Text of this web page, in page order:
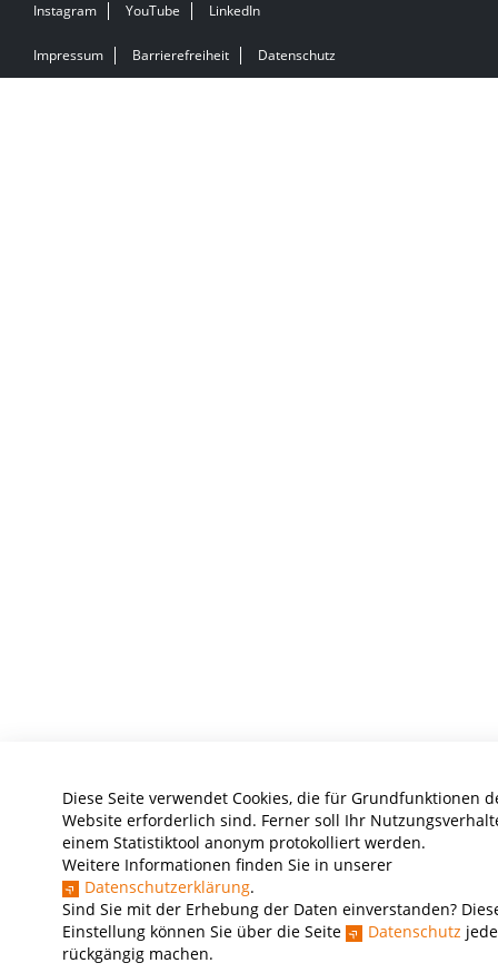
Diese Seite verwendet Cookies, die für Grundfunktionen
Website erforderlich sind. Ferner soll Ihr
einem Statistiktool anonym protokolliert werden.
Weitere Informationen finden Sie in unserer
Datenschutzerklärung.
Sind Sie mit der Erhebung der Daten einverstanden?
Einstellung können Sie über die Seite
Datenschutz
rückgängig machen.
Instagram YouTube LinkedIn
Impressum Barrierefreiheit Datenschutz